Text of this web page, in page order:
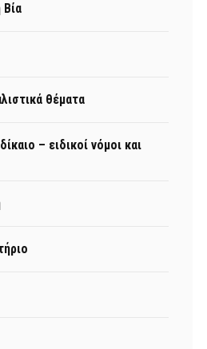
Βία
θέματα
– ειδικοί νόμοι και